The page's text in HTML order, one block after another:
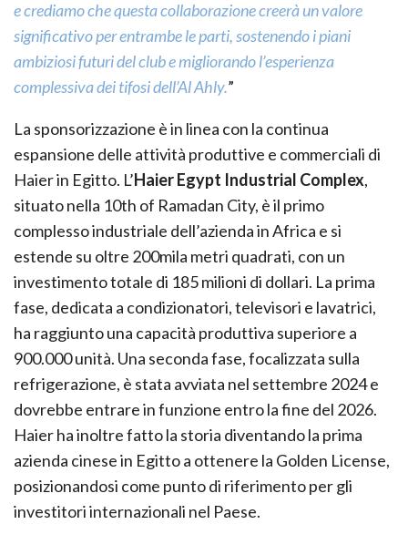
e crediamo che questa collaborazione creerà un valore
significativo per entrambe le parti, sostenendo i piani
ambiziosi futuri del club e migliorando l’esperienza
complessiva dei tifosi dell’Al Ahly.”
La sponsorizzazione è in linea con la continua
espansione delle attività produttive e commerciali di
Haier in Egitto. L’Haier Egypt Industrial Complex,
situato nella 10th of Ramadan City, è il primo
complesso industriale dell’azienda in Africa e si
estende su oltre 200mila metri quadrati, con un
investimento totale di 185 milioni di dollari. La prima
fase, dedicata a condizionatori, televisori e lavatrici,
ha raggiunto una capacità produttiva superiore a
900.000 unità. Una seconda fase, focalizzata sulla
refrigerazione, è stata avviata nel settembre 2024 e
dovrebbe entrare in funzione entro la fine del 2026.
Haier ha inoltre fatto la storia diventando la prima
azienda cinese in Egitto a ottenere la Golden License,
posizionandosi come punto di riferimento per gli
investitori internazionali nel Paese.